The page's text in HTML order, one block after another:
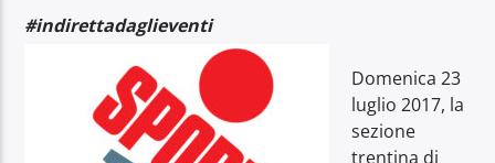
#indirettadaglieventi
Domenica 23
luglio 2017, la
sezione
trentina di